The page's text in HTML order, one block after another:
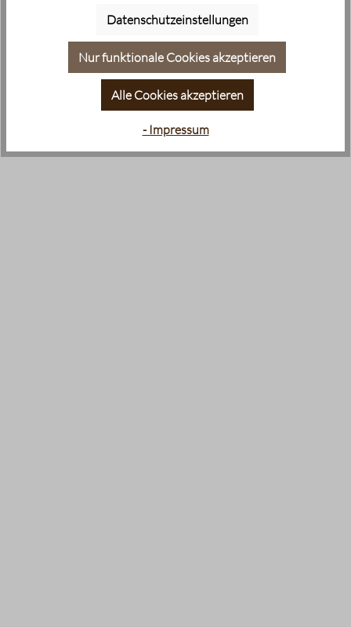
Datenschutzeinstellungen
Nur funktionale Cookies akzeptieren
Alle Cookies akzeptieren
- Impressum